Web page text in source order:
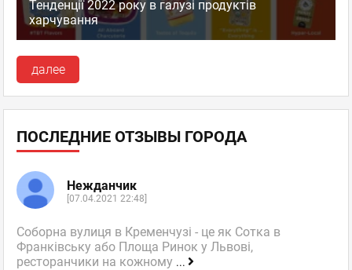
Тенденції 2022 року в галузі продуктів
харчування
далее
ПОСЛЕДНИЕ ОТЗЫВЫ ГОРОДА
Нежданчик
[07.04.2021 22:48]
Соборна вулиця в Кременчузі - це як Сотка в
Франківську або Площа Ринок у Львові,
ресторанчики на кожному ...